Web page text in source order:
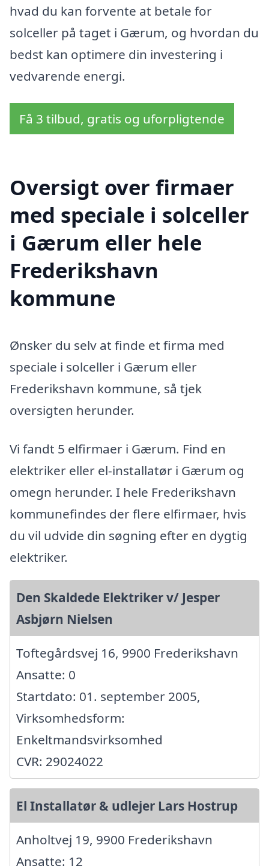
hvad du kan forvente at betale for
solceller på taget i Gærum, og hvordan du
bedst kan optimere din investering i
vedvarende energi.
Få 3 tilbud, gratis og uforpligtende
Oversigt over firmaer
med speciale i solceller
i Gærum eller hele
Frederikshavn
kommune
Ønsker du selv at finde et firma med
speciale i solceller i Gærum eller
Frederikshavn kommune, så tjek
oversigten herunder.
Vi fandt 5 elfirmaer i Gærum. Find en
elektriker eller el-installatør i Gærum og
omegn herunder. I hele Frederikshavn
kommunefindes der flere elfirmaer, hvis
du vil udvide din søgning efter en dygtig
elektriker.
Den Skaldede Elektriker v/ Jesper
Asbjørn Nielsen
Toftegårdsvej 16, 9900 Frederikshavn
Ansatte: 0
Startdato: 01. september 2005,
Virksomhedsform:
Enkeltmandsvirksomhed
CVR: 29024022
El Installatør & udlejer Lars Hostrup
Anholtvej 19, 9900 Frederikshavn
Ansatte: 12